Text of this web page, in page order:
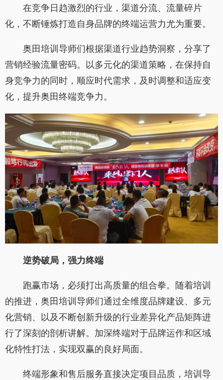
在竞争日趋激烈的行业，渠道分流、流量碎片
化，不断锤炼打造自身品牌的终端运营力尤为重要。
奥田培训导师们根据渠道行业趋势洞察，分享了
营销经验流量密码。以多元化的渠道策略，在保持自
身竞争力的同时，顺应时代需求，及时调整和适应变
化，提升奥田终端竞争力。
逆势破局，强力终端
跑赢市场，必须打出高质量的组合拳。随着培训
的推进，奥田培训导师们通过全维度品牌建设、多元
化营销、以及不断创新升级的行业差异化产品矩阵进
行了深刻的剖析讲解。加深终端对于品牌运作和区域
化特性打法，实现双赢的良好局面。
终端形象和售后服务直接决定项目品质，培训导